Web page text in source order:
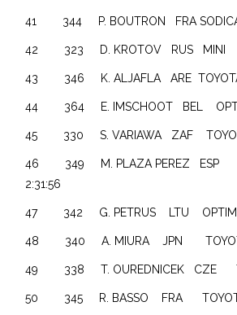
41 344 P. BOUTRON FRA
42 323 D. KROTOV RUS MINI
43 346 K. ALJAFLA ARE
44 364 E. IMSCHOOT BEL
45 330 S. VARIAWA ZAF
46 349 M. PLAZA PEREZ ESP
2:31:56
47 342 G. PETRUS LTU
48 340 A. MIURA JPN
49 338 T. OUREDNICEK CZE
50 345 R. BASSO FRA